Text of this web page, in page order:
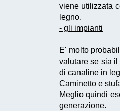
viene utilizzata
legno.
- gli impianti
E' molto
valutare se sia
di canaline in
Caminetto e
Meglio quindi
generazione.